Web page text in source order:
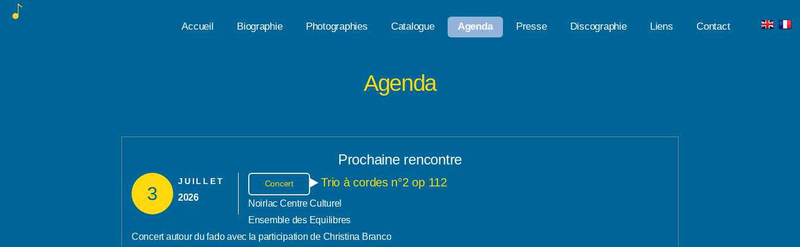
Accueil Biographie Photographies Catalogue Agenda Presse Discographie Liens Contact
Agenda
Prochaine rencontre
3
JUILLET
2026
Concert Trio à cordes n°2 op 112
Noirlac Centre Culturel
Ensemble des Equilibres
Concert autour du fado avec la participation de Christina Branco